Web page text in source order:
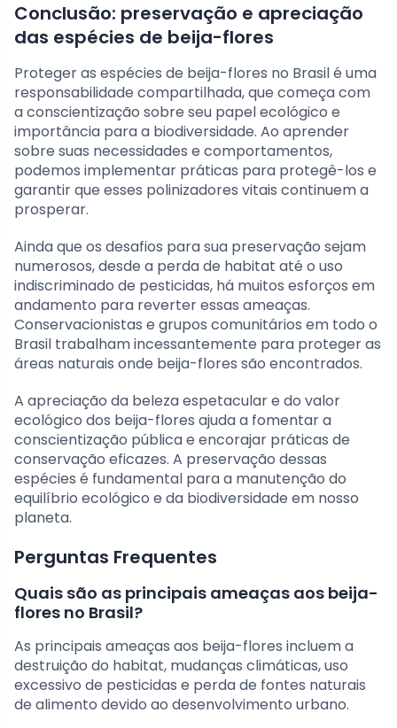
Conclusão: preservação e apreciação
das espécies de beija-flores
Proteger as espécies de beija-flores no Brasil é uma
responsabilidade compartilhada, que começa com
a conscientização sobre seu papel ecológico e
importância para a biodiversidade. Ao aprender
sobre suas necessidades e comportamentos,
podemos implementar práticas para protegê-los e
garantir que esses polinizadores vitais continuem a
prosperar.
Ainda que os desafios para sua preservação sejam
numerosos, desde a perda de habitat até o uso
indiscriminado de pesticidas, há muitos esforços em
andamento para reverter essas ameaças.
Conservacionistas e grupos comunitários em todo o
Brasil trabalham incessantemente para proteger as
áreas naturais onde beija-flores são encontrados.
A apreciação da beleza espetacular e do valor
ecológico dos beija-flores ajuda a fomentar a
conscientização pública e encorajar práticas de
conservação eficazes. A preservação dessas
espécies é fundamental para a manutenção do
equilíbrio ecológico e da biodiversidade em nosso
planeta.
Perguntas Frequentes
Quais são as principais ameaças aos beija-
flores no Brasil?
As principais ameaças aos beija-flores incluem a
destruição do habitat, mudanças climáticas, uso
excessivo de pesticidas e perda de fontes naturais
de alimento devido ao desenvolvimento urbano.